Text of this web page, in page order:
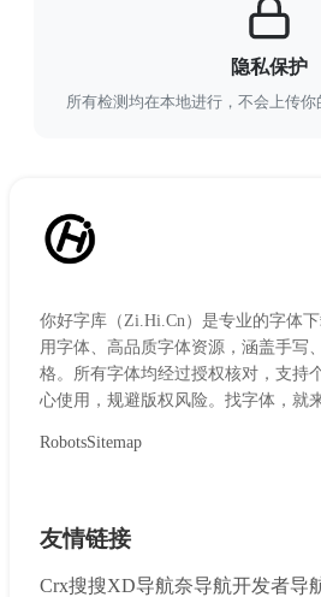
隐私保护
所有检测均在本地进行，不会上传
你好字库（Zi.Hi.Cn）是专业的字体
用字体、高品质字体资源，涵盖手写
格。所有字体均经过授权核对，支持
心使用，规避版权风险。找字体，就
RobotsSitemap
友情链接
Crx搜搜XD导航奈导航开发者导